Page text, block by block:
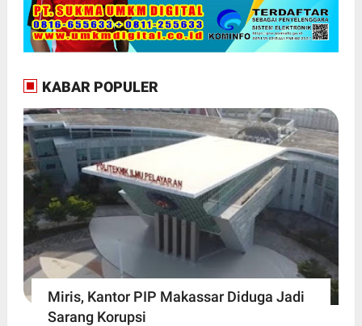
KABAR POPULER
Miris, Kantor PIP Makassar Diduga Jadi
Sarang Korupsi